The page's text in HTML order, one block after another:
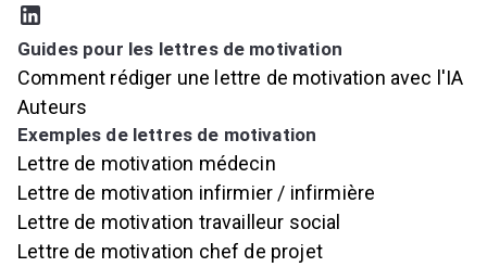
Guides pour les lettres de motivation
Comment rédiger une lettre de motivation avec l'IA
Auteurs
Exemples de lettres de motivation
Lettre de motivation médecin
Lettre de motivation infirmier / infirmière
Lettre de motivation travailleur social
Lettre de motivation chef de projet